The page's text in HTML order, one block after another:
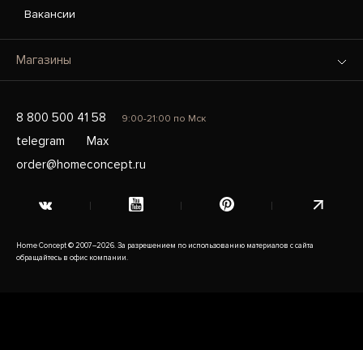
Вакансии
Магазины
8 800 500 41 58 9:00-21:00 по Мск
telegram
Max
order@homeconcept.ru
Home Concept © 2007–2026. За разрешением по использованию материалов с сайта
обращайтесь в офис компании.